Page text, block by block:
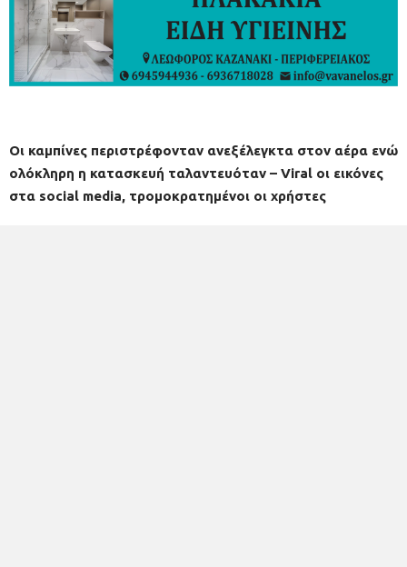
Οι καμπίνες περιστρέφονταν ανεξέλεγκτα στον αέρα ενώ
ολόκληρη η κατασκευή ταλαντευόταν – Viral οι εικόνες
στα social media, τρομοκρατημένοι οι χρήστες